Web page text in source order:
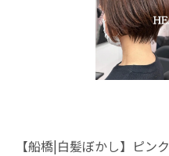
【船橋|白髪ぼかし】ピン